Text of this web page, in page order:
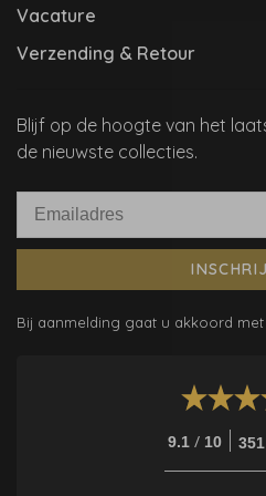
Vacature
Verzending & Retour
Blijf op de hoogte van het
de nieuwste collecties.
Bij aanmelding gaat u akkoord met
9.1 / 10